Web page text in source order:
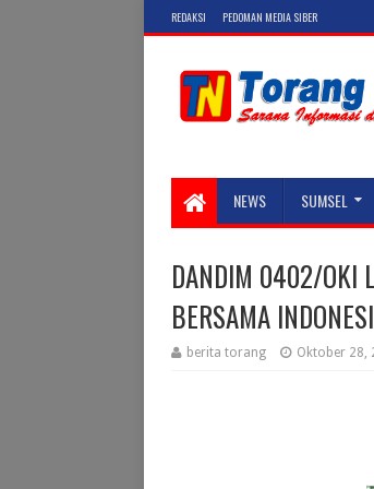
REDAKSI PEDOMAN MEDIA SIBER
NEWS SUMSEL
DANDIM 0402/OKI
BERSAMA
berita torang Oktober 28,